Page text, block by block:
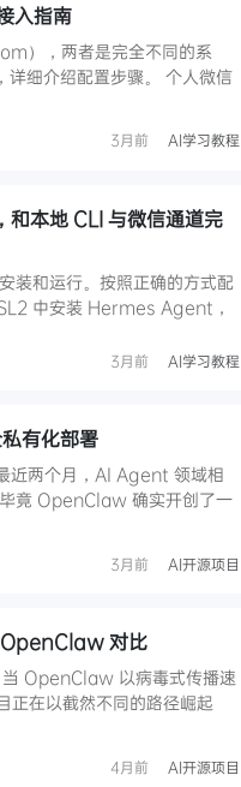
入指南
），两者是完全不同的系
详细介绍配置步骤。 个人微信
3月前 AI学习教程
本地 CLI 与微信通道完
和运行。按照正确的方式配
中安装 Hermes Agent，
3月前 AI学习教程
有化部署
两个月，AI Agent 领域相
竟 OpenClaw 确实开创了一
3月前 AI开源项目
对比
OpenClaw 以病毒式传播速
正在以截然不同的路径崛起
4月前 AI开源项目